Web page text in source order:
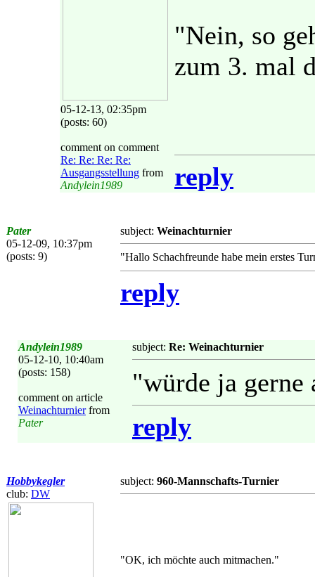
05-12-13, 02:35pm
(posts: 60)
comment on comment
Re: Re: Re: Re:
Ausgangsstellung from
Andylein1989
"Nein, so
zum 3. mal
reply
Pater
05-12-09, 10:37pm
(posts: 9)
subject: Weinachturnier
"Hallo Schachfreunde habe mein erstes
reply
Andylein1989
05-12-10, 10:40am
(posts: 158)
comment on article
Weinachturnierfrom
Pater
subject: Re: Weinachturnier
"würde ja
reply
Hobbykegler
club: DW
subject: 960-Mannschafts-Turnier
"OK, ich möchte auch mitmachen."